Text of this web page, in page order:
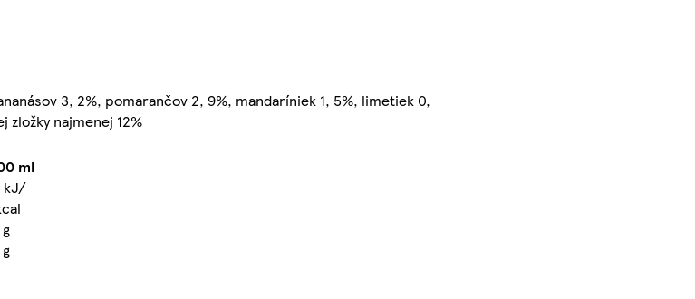
3, 2%, pomarančov 2, 9%, mandaríniek 1, 5%, limetiek 0,
zložky najmenej 12%
ml
kJ/